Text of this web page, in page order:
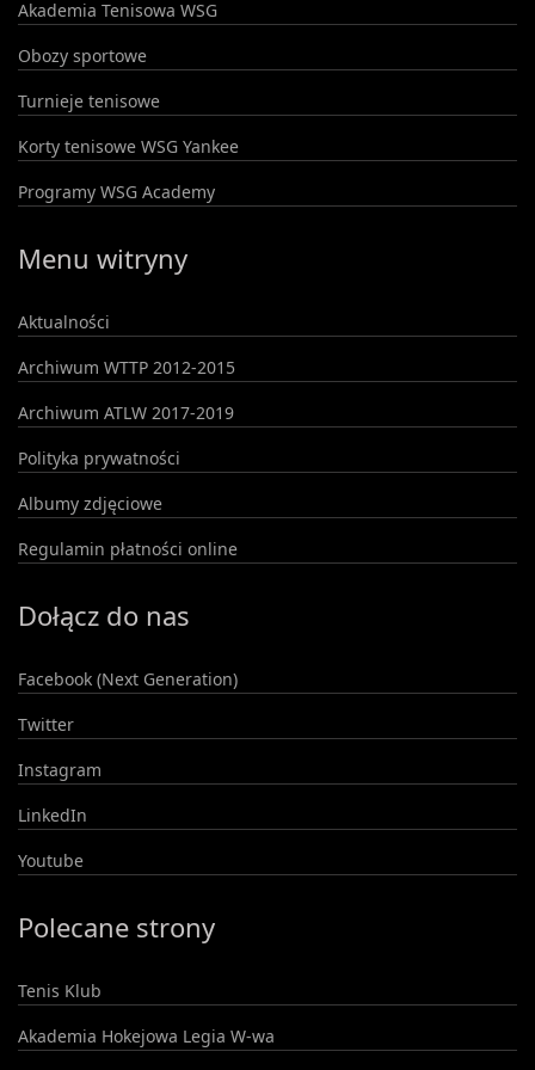
Akademia Tenisowa WSG
Obozy sportowe
Turnieje tenisowe
Korty tenisowe WSG Yankee
Programy WSG Academy
Menu witryny
Aktualności
Archiwum WTTP 2012-2015
Archiwum ATLW 2017-2019
Polityka prywatności
Albumy zdjęciowe
Regulamin płatności online
Dołącz do nas
Facebook (Next Generation)
Twitter
Instagram
LinkedIn
Youtube
Polecane strony
Tenis Klub
Akademia Hokejowa Legia W-wa